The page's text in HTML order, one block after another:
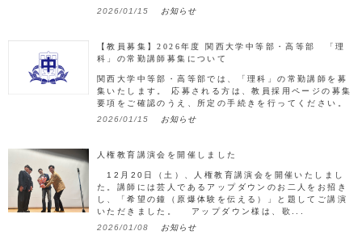
2026/01/15
お知らせ
【教員募集】2026年度 関西大学中等部・高等部 「理
科」の常勤講師募集について
関西大学中等部・高等部では、「理科」の常勤講師を募
集いたします。 応募される方は、教員採用ページの募集
要項をご確認のうえ、所定の手続きを行ってください。
2026/01/15
お知らせ
人権教育講演会を開催しました
12月20日（土）、人権教育講演会を開催いたしまし
た。講師には芸人であるアップダウンのお二人をお招き
し、「希望の鐘（原爆体験を伝える）」と題してご講演
いただきました。 アップダウン様は、歌...
2026/01/08
お知らせ